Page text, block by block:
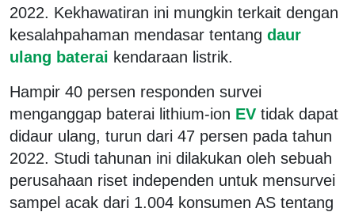
2022. Kekhawatiran ini mungkin terkait dengan
kesalahpahaman mendasar tentang daur
ulang baterai kendaraan listrik.
Hampir 40 persen responden survei
menganggap baterai lithium-ion EV tidak dapat
didaur ulang, turun dari 47 persen pada tahun
2022. Studi tahunan ini dilakukan oleh sebuah
perusahaan riset independen untuk mensurvei
sampel acak dari 1.004 konsumen AS tentang